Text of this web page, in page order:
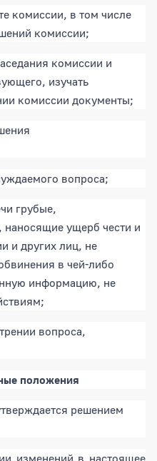
комиссии, в том числе
комиссии;
комиссии и
изучать
комиссии документы;
вопроса;
грубые,
ущерб чести и
и других лиц, не
в чей-либо
информацию, не
вопроса,
положения
решением
изменений в настоящее